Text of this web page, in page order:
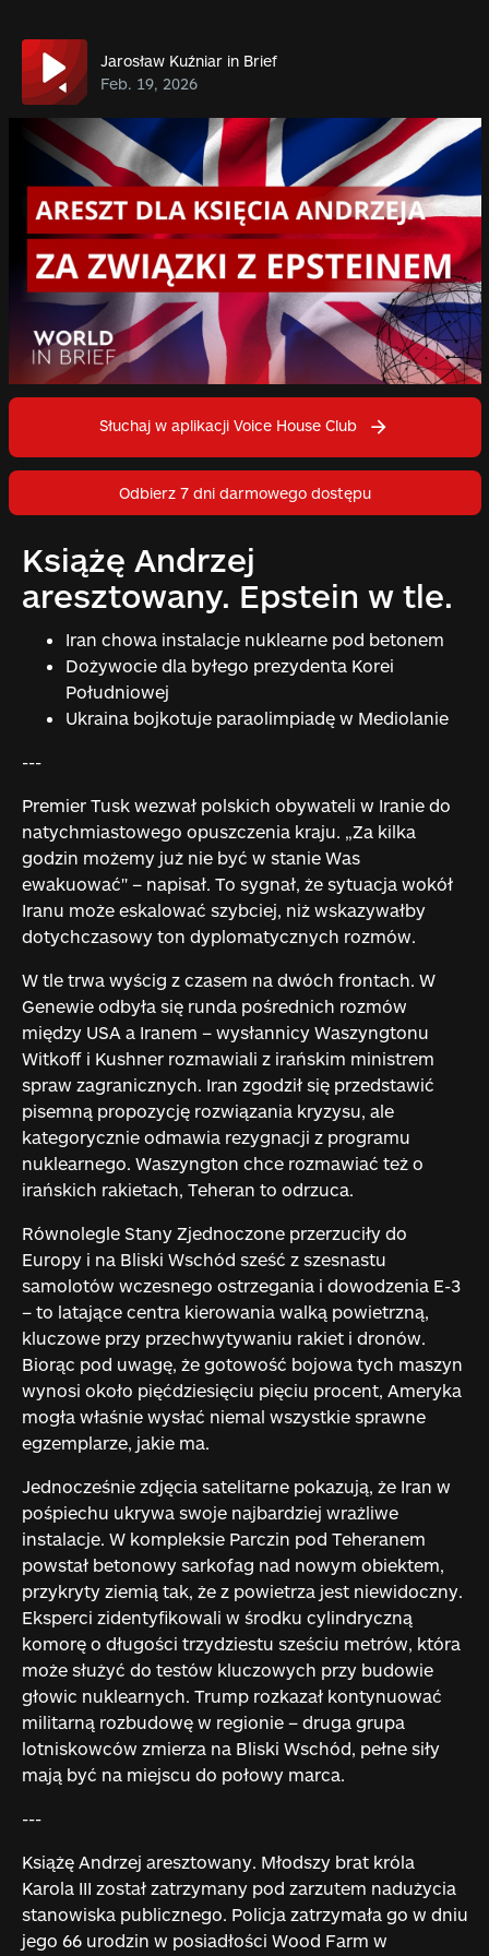
Jarosław Kuźniar in Brief
Feb. 19, 2026
Słuchaj w aplikacji Voice House Club
Odbierz 7 dni darmowego dostępu
Książę Andrzej
aresztowany. Epstein w tle.
Iran chowa instalacje nuklearne pod betonem
Dożywocie dla byłego prezydenta Korei
Południowej
Ukraina bojkotuje paraolimpiadę w Mediolanie
---
Premier Tusk wezwał polskich obywateli w Iranie do
natychmiastowego opuszczenia kraju. „Za kilka
godzin możemy już nie być w stanie Was
ewakuować" – napisał. To sygnał, że sytuacja wokół
Iranu może eskalować szybciej, niż wskazywałby
dotychczasowy ton dyplomatycznych rozmów.
W tle trwa wyścig z czasem na dwóch frontach. W
Genewie odbyła się runda pośrednich rozmów
między USA a Iranem – wysłannicy Waszyngtonu
Witkoff i Kushner rozmawiali z irańskim ministrem
spraw zagranicznych. Iran zgodził się przedstawić
pisemną propozycję rozwiązania kryzysu, ale
kategorycznie odmawia rezygnacji z programu
nuklearnego. Waszyngton chce rozmawiać też o
irańskich rakietach, Teheran to odrzuca.
Równolegle Stany Zjednoczone przerzuciły do
Europy i na Bliski Wschód sześć z szesnastu
samolotów wczesnego ostrzegania i dowodzenia E-3
– to latające centra kierowania walką powietrzną,
kluczowe przy przechwytywaniu rakiet i dronów.
Biorąc pod uwagę, że gotowość bojowa tych maszyn
wynosi około pięćdziesięciu pięciu procent, Ameryka
mogła właśnie wysłać niemal wszystkie sprawne
egzemplarze, jakie ma.
Jednocześnie zdjęcia satelitarne pokazują, że Iran w
pośpiechu ukrywa swoje najbardziej wrażliwe
instalacje. W kompleksie Parczin pod Teheranem
powstał betonowy sarkofag nad nowym obiektem,
przykryty ziemią tak, że z powietrza jest niewidoczny.
Eksperci zidentyfikowali w środku cylindryczną
komorę o długości trzydziestu sześciu metrów, która
może służyć do testów kluczowych przy budowie
głowic nuklearnych. Trump rozkazał kontynuować
militarną rozbudowę w regionie – druga grupa
lotniskowców zmierza na Bliski Wschód, pełne siły
mają być na miejscu do połowy marca.
---
Książę Andrzej aresztowany. Młodszy brat króla
Karola III został zatrzymany pod zarzutem nadużycia
stanowiska publicznego. Policja zatrzymała go w dniu
jego 66 urodzin w posiadłości Wood Farm w